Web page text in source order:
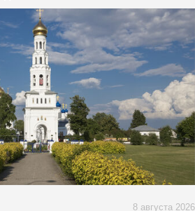
8 августа 2026